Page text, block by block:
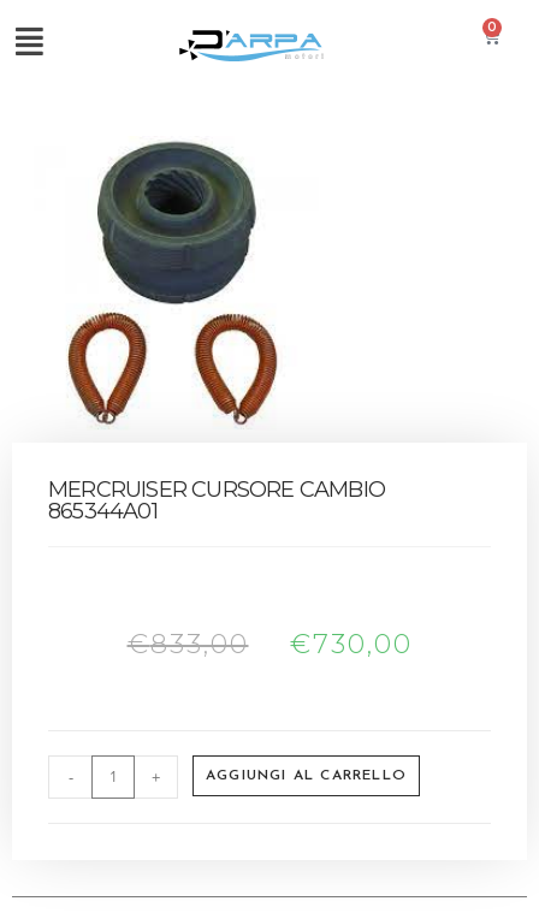
0
MERCRUISER CURSORE CAMBIO
865344A01
€833,00 €730,00
- + AGGIUNGI AL CARRELLO